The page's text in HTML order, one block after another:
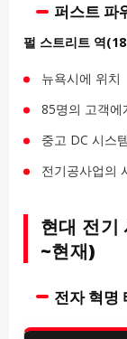
퍼스트 파
펄 스트리트 역
뉴욕시에 위치
85명의 고객에
중고 DC 시스템
전기공사업의
현대 전기
~현재)
전자 혁명